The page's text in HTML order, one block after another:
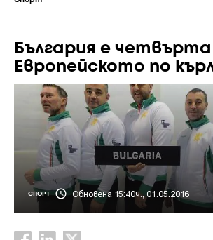
България e четвърта
Европейското по
СПОРТ Обновена 15:40ч., 01.05.2016